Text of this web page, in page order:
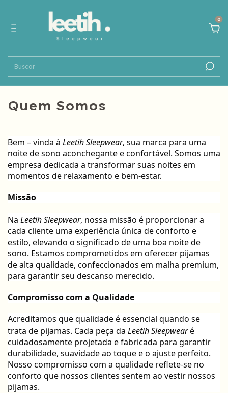
0
Quem Somos
Bem – vinda à Leetih Sleepwear, sua marca para uma
noite de sono aconchegante e confortável. Somos uma
empresa dedicada a transformar suas noites em
momentos de relaxamento e bem-estar.
Missão
Na Leetih Sleepwear, nossa missão é proporcionar a
cada cliente uma experiência única de conforto e
estilo, elevando o significado de uma boa noite de
sono. Estamos comprometidos em oferecer pijamas
de alta qualidade, confeccionados em malha premium,
para garantir seu descanso merecido.
Compromisso com a Qualidade
Acreditamos que qualidade é essencial quando se
trata de pijamas. Cada peça da Leetih Sleepwearé
cuidadosamente projetada e fabricada para garantir
durabilidade, suavidade ao toque e o ajuste perfeito.
Nosso compromisso com a qualidade reflete-se no
conforto que nossos clientes sentem ao vestir nossos
pijamas.